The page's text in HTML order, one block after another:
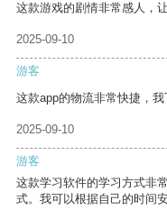
这款游戏的剧情非常感人，
2025-09-10
游客
这款app的物流非常快捷，我
2025-09-10
游客
这款学习软件的学习方式非
式。我可以根据自己的时间